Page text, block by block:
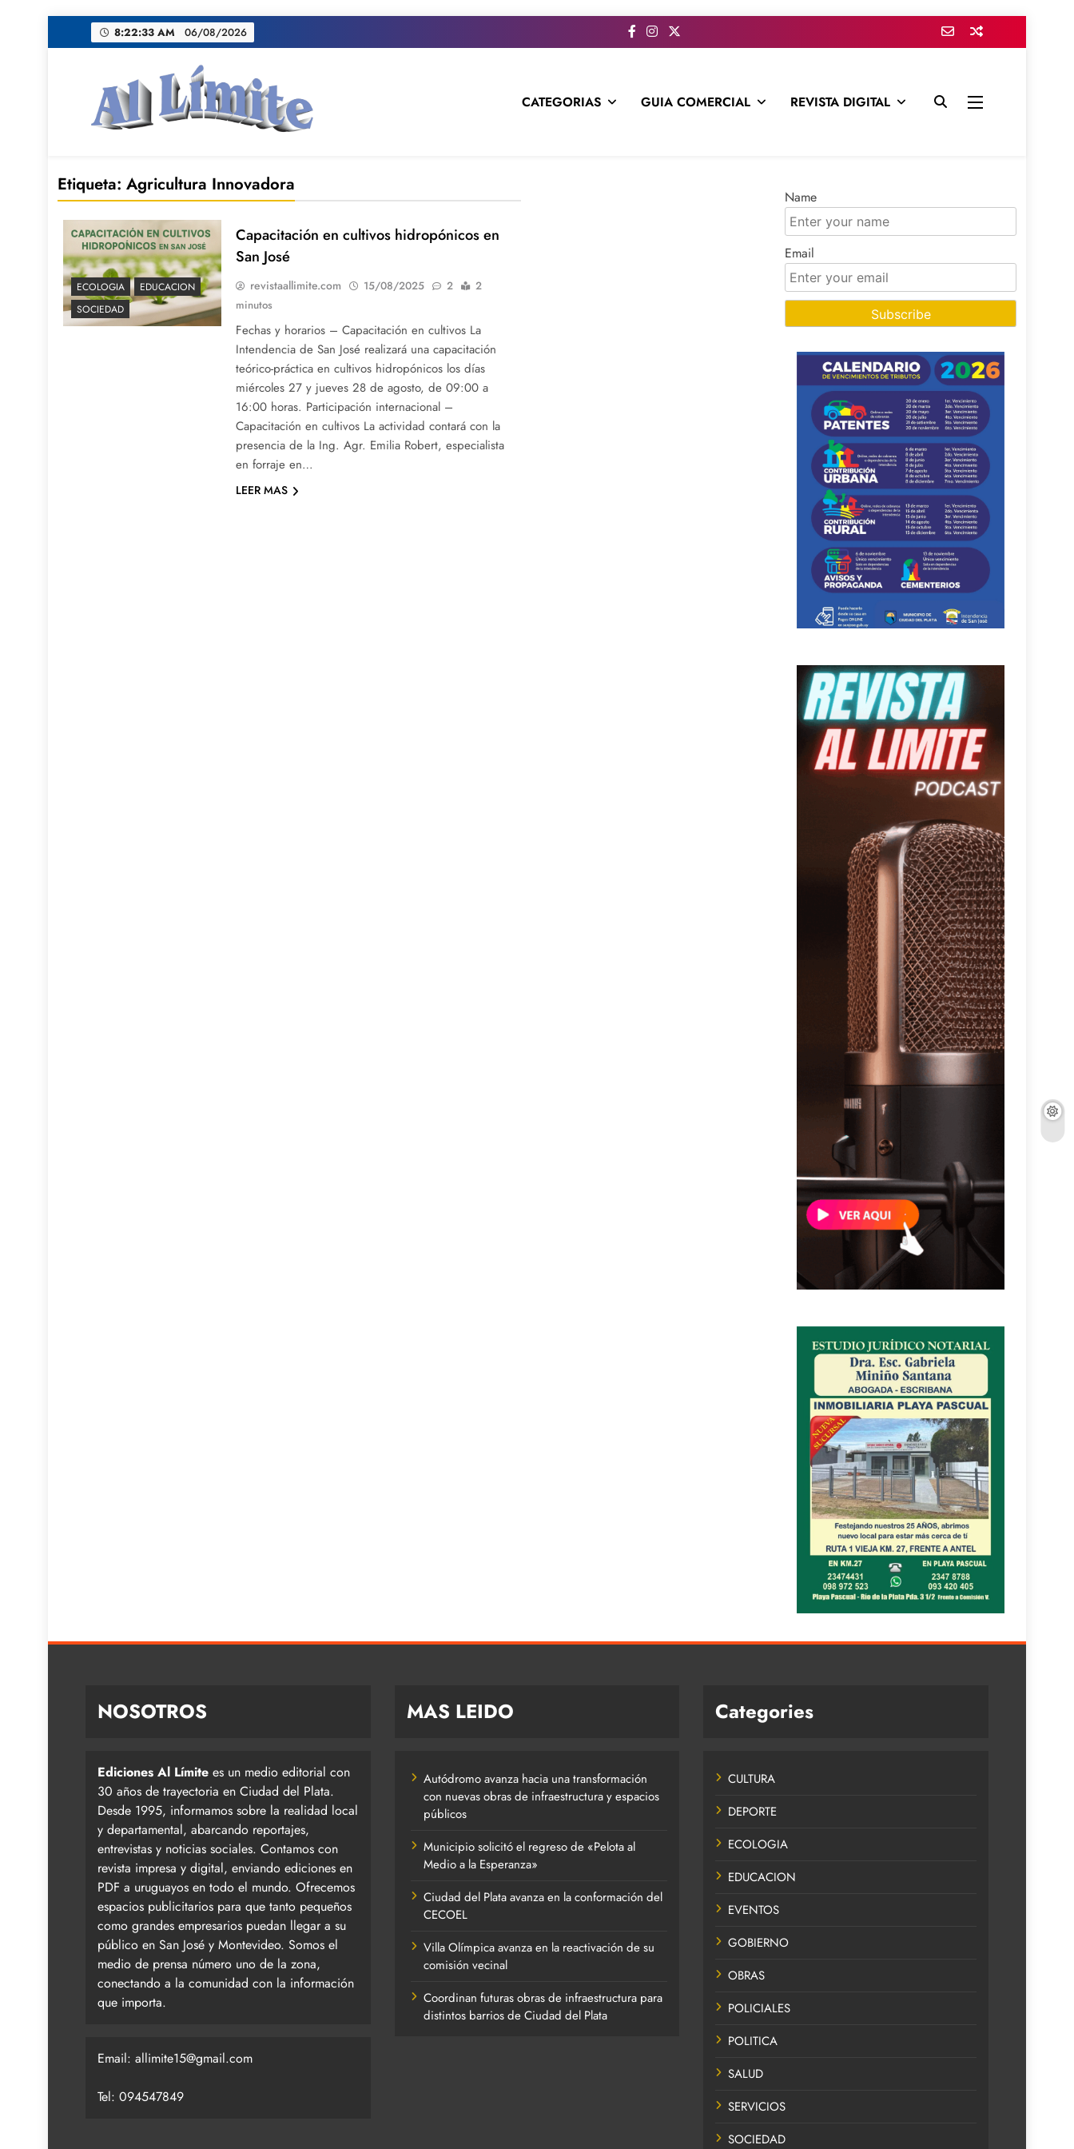
al
8:22:33 AM 06/08/2026
CATEGORIAS GUIA COMERCIAL REVISTA DIGITAL
Etiqueta: Agricultura Innovadora
ECOLOGIA
EDUCACION
SOCIEDAD
Capacitación en cultivos hidropónicos en
San José
revistaallimite.com 15/08/2025 2
2
minutos
Fechas y horarios – Capacitación en cultivos La
Intendencia de San José realizará una capacitación
teórico-práctica en cultivos hidropónicos los días
miércoles 27 y jueves 28 de agosto, de 09:00 a
16:00 horas. Participación internacional –
Capacitación en cultivos La actividad contará con la
presencia de la Ing. Agr. Emilia Robert, especialista
en forraje en…
LEER MAS
Name
Email
NOSOTROS
Ediciones Al Límite es un medio editorial con
30 años de trayectoria en Ciudad del Plata.
Desde 1995, informamos sobre la realidad local
y departamental, abarcando reportajes,
entrevistas y noticias sociales. Contamos con
revista impresa y digital, enviando ediciones en
PDF a uruguayos en todo el mundo. Ofrecemos
espacios publicitarios para que tanto pequeños
como grandes empresarios puedan llegar a su
público en San José y Montevideo. Somos el
medio de prensa número uno de la zona,
conectando a la comunidad con la información
que importa.
Email: allimite15@gmail.com
Tel: 094547849
MAS LEIDO
Autódromo avanza hacia una transformación
con nuevas obras de infraestructura y espacios
públicos
Municipio solicitó el regreso de «Pelota al
Medio a la Esperanza»
Ciudad del Plata avanza en la conformación del
CECOEL
Villa Olímpica avanza en la reactivación de su
comisión vecinal
Coordinan futuras obras de infraestructura para
distintos barrios de Ciudad del Plata
Categories
CULTURA
DEPORTE
ECOLOGIA
EDUCACION
EVENTOS
GOBIERNO
OBRAS
POLICIALES
POLITICA
SALUD
SERVICIOS
SOCIEDAD